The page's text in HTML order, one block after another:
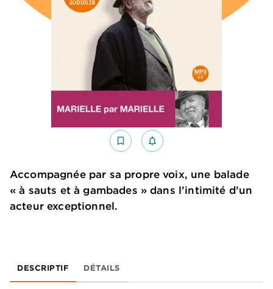
bookmark_border notifications_none_outlined
Accompagnée par sa propre voix, une balade
« à sauts et à gambades » dans l’intimité d’un
acteur exceptionnel.
DESCRIPTIF DÉTAILS